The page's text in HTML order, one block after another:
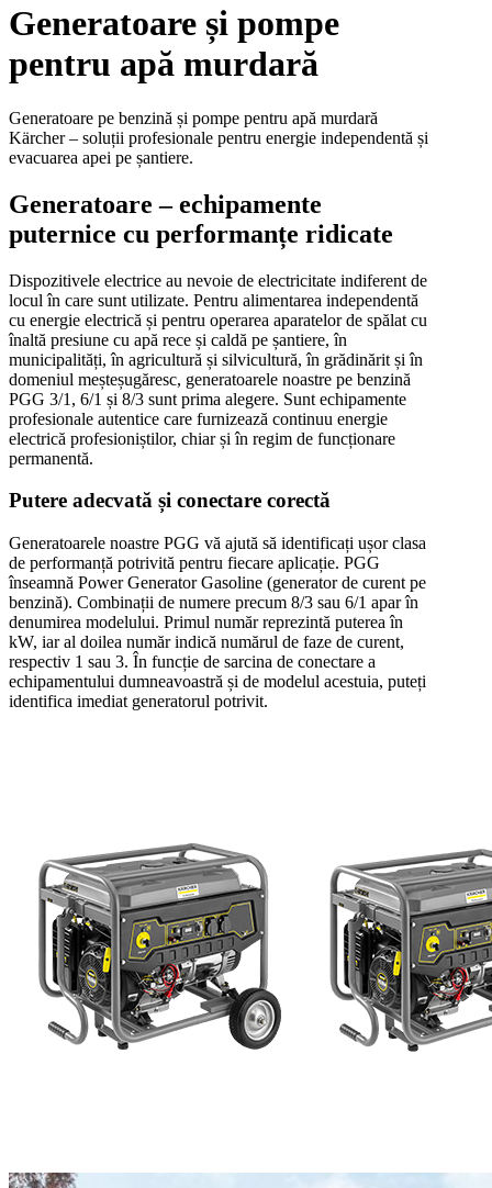
Generatoare și pompe
pentru apă murdară
Generatoare pe benzină și pompe pentru apă murdară
Kärcher – soluții profesionale pentru energie independentă și
evacuarea apei pe șantiere.
Generatoare – echipamente
puternice cu performanțe ridicate
Dispozitivele electrice au nevoie de electricitate indiferent de
locul în care sunt utilizate. Pentru alimentarea independentă
cu energie electrică și pentru operarea aparatelor de spălat cu
înaltă presiune cu apă rece și caldă pe șantiere, în
municipalități, în agricultură și silvicultură, în grădinărit și în
domeniul meșteșugăresc, generatoarele noastre pe benzină
PGG 3/1, 6/1 și 8/3 sunt prima alegere. Sunt echipamente
profesionale autentice care furnizează continuu energie
electrică profesioniștilor, chiar și în regim de funcționare
permanentă.
Putere adecvată și conectare corectă
Generatoarele noastre PGG vă ajută să identificați ușor clasa
de performanță potrivită pentru fiecare aplicație. PGG
înseamnă Power Generator Gasoline (generator de curent pe
benzină). Combinații de numere precum 8/3 sau 6/1 apar în
denumirea modelului. Primul număr reprezintă puterea în
kW, iar al doilea număr indică numărul de faze de curent,
respectiv 1 sau 3. În funcție de sarcina de conectare a
echipamentului dumneavoastră și de modelul acestuia, puteți
identifica imediat generatorul potrivit.